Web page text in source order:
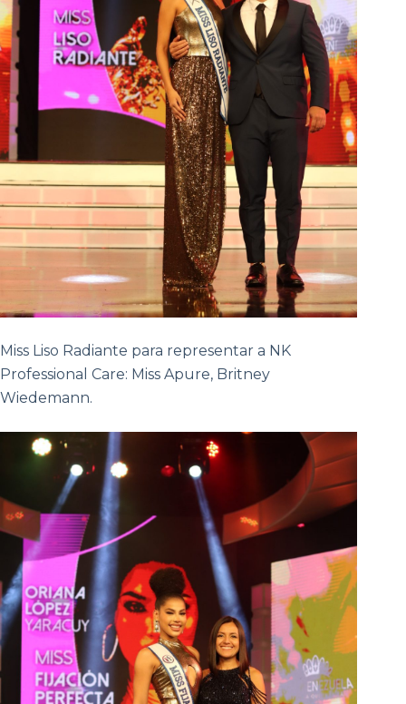
Miss Liso Radiante para representar a NK
Professional Care: Miss Apure, Britney
Wiedemann.